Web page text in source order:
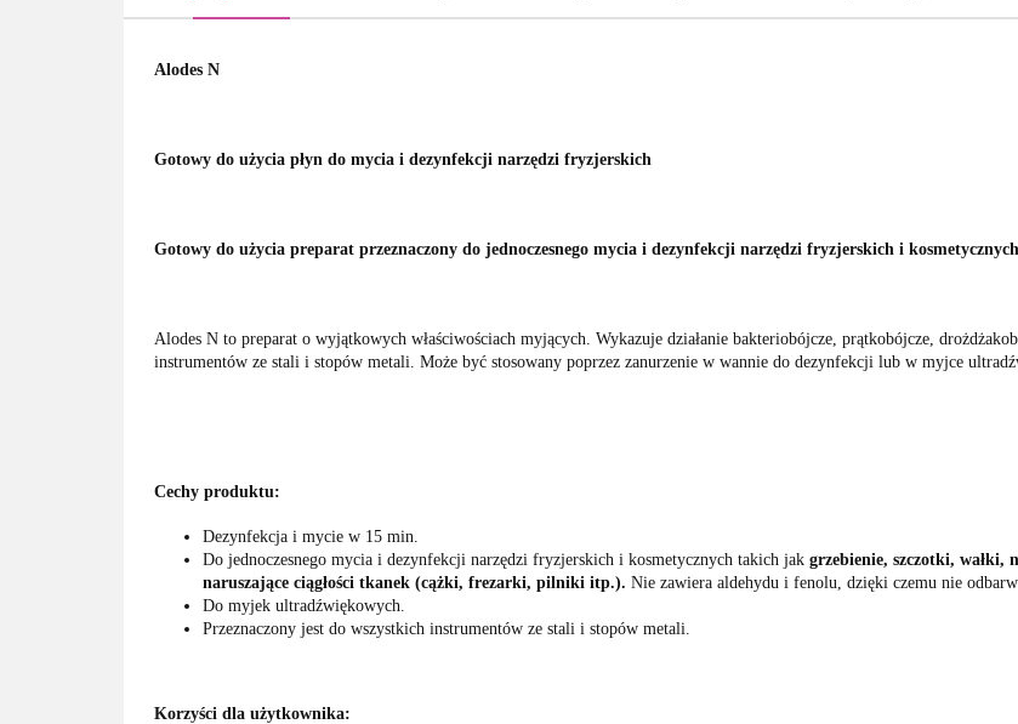
Alodes N
Gotowy do użycia płyn do mycia i dezynfekcji narzędzi fryzjerskich
Gotowy do użycia preparat przeznaczony do jednoczesnego mycia i dezynfekcji narzędzi fryzjerskich i
Alodes N to preparat o wyjątkowych właściwościach myjących. Wykazuje działanie bakteriobójcze, prątkobójcze,
instrumentów ze stali i stopów metali. Może być stosowany poprzez zanurzenie w wannie do dezynfekcji lub w myjce
Cechy produktu:
Dezynfekcja i mycie w 15 min.
Do jednoczesnego mycia i dezynfekcji narzędzi fryzjerskich i kosmetycznych takich jak grzebienie, szczotki, wałki,
naruszające ciągłości tkanek (cążki, frezarki, pilniki itp.). Nie zawiera aldehydu i fenolu, dzięki czemu nie
Do myjek ultradźwiękowych.
Przeznaczony jest do wszystkich instrumentów ze stali i stopów metali.
Korzyści dla użytkownika: